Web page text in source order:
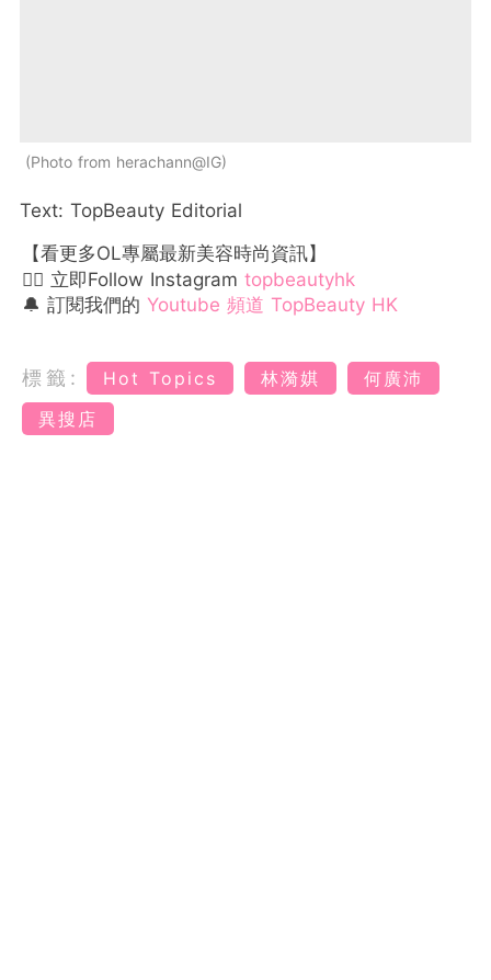
Photo from herachann@IG
Text: TopBeauty Editorial
【看更多OL專屬最新美容時尚資訊】
👉🏻 立即Follow Instagram topbeautyhk
🔔 訂閱我們的 Youtube 頻道 TopBeauty HK
標籤: Hot Topics 林漪娸
何廣沛
異搜店